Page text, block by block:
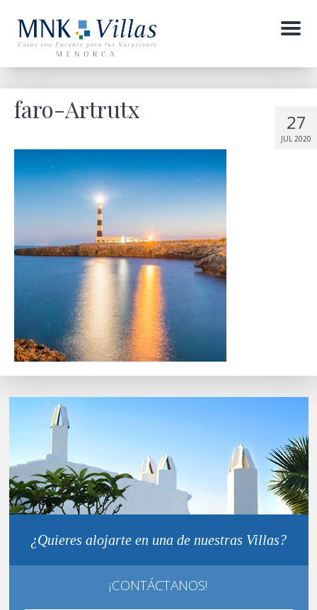
Menu
27
JUL 2020
faro-Artrutx
¿Quieres alojarte en una de nuestras Villas?
¡CONTÁCTANOS!